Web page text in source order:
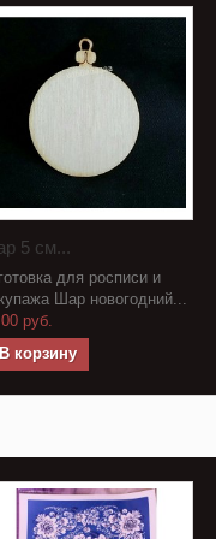
5 см...
для росписи и
Шар новогодний...
руб.
В корзину